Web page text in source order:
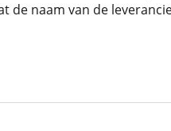
de naam van de